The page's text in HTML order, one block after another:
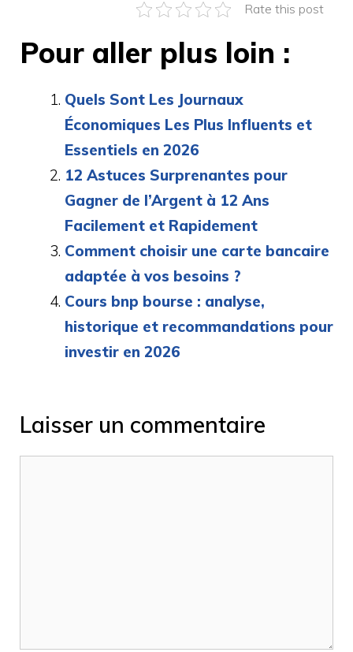
Rate this post
Pour aller plus loin :
Quels Sont Les Journaux
Économiques Les Plus Influents et
Essentiels en 2026
12 Astuces Surprenantes pour
Gagner de l’Argent à 12 Ans
Facilement et Rapidement
Comment choisir une carte bancaire
adaptée à vos besoins ?
Cours bnp bourse : analyse,
historique et recommandations pour
investir en 2026
Laisser un commentaire